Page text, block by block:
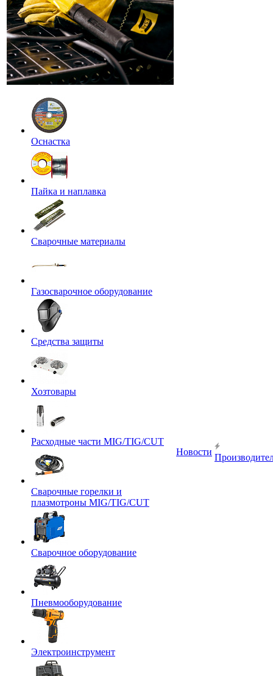
Оснастка
Пайка и наплавка
Сварочные материалы
Газосварочное оборудование
Средства защиты
Хозтовары
Расходные части MIG/TIG/CUT
Сварочные горелки и
плазмотроны MIG/TIG/CUT
Сварочное оборудование
Пневмооборудование
Электроинструмент
Новости